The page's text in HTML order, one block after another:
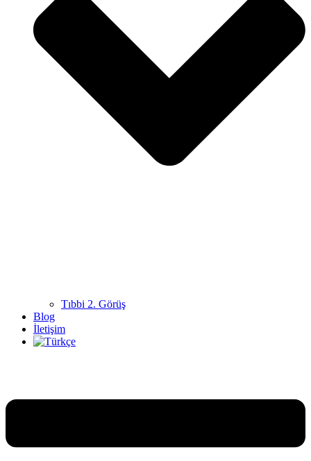
Tıbbi 2. Görüş
Blog
İletişim